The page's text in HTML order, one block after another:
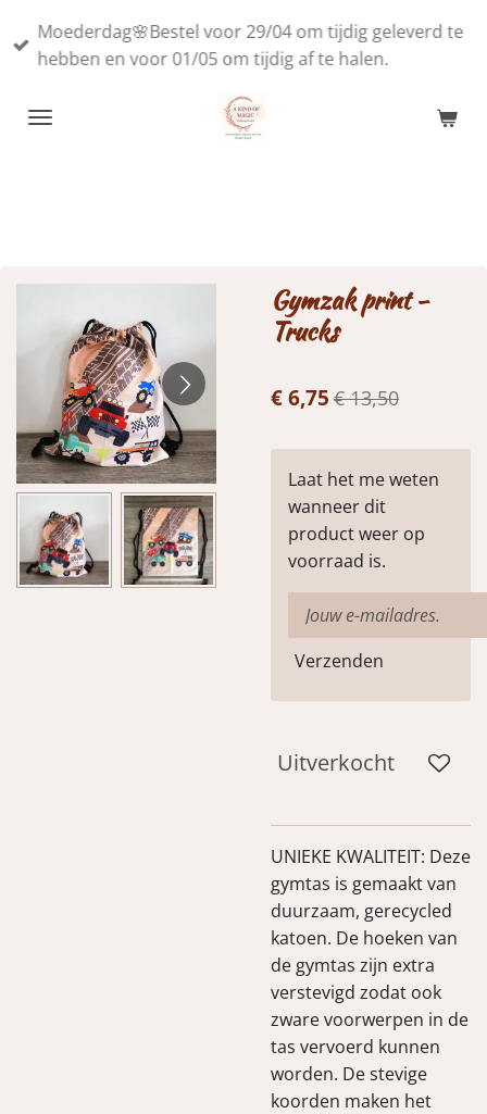
direct
Moederdag🌸Bestel voor 29/04 om tijdig geleverd te
hebben en voor 01/05 om tijdig af te halen.
Gymzak print -
Trucks
€ 6,75 € 13,50
Laat het me weten
wanneer dit
product weer op
voorraad is.
Verzenden
Uitverkocht
UNIEKE KWALITEIT: Deze
gymtas is gemaakt van
duurzaam, gerecycled
katoen. De hoeken van
de gymtas zijn extra
verstevigd zodat ook
zware voorwerpen in de
tas vervoerd kunnen
worden. De stevige
koorden maken het